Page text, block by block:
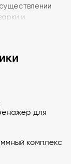
и
типов
и сварки
анимации
сварочного
модели и
методами.
для
комплекс